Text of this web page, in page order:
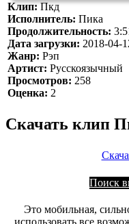
Клип:Пкд
Исполнитель: Пика
Продолжительность:
Дата загрузки: 2018-04-
Жанр: Рэп
Артист: Русскоязычный
Просмотров: 258
Оценка: 2
Скачать клип
Поиск
Это мобильная,